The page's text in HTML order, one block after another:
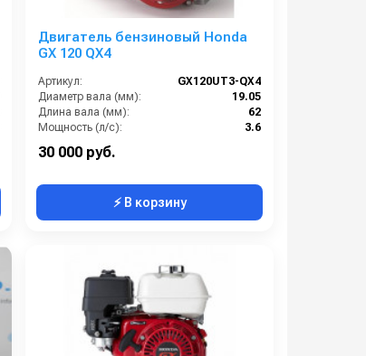
Двигатель бензиновый Honda
GX 120 QX4
Артикул:
GX120UT3-QX4
Диаметр вала (мм):
19.05
Длина вала (мм):
62
Мощность (л/с):
3.6
30 000 руб.
⚡ В корзину